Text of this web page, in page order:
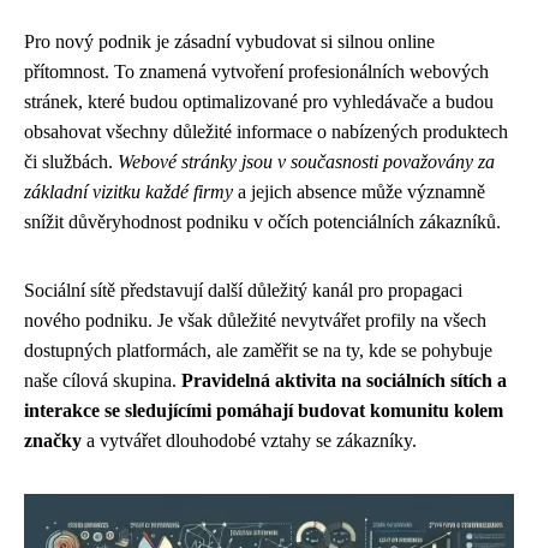
Pro nový podnik je zásadní vybudovat si silnou online
přítomnost. To znamená vytvoření profesionálních webových
stránek, které budou optimalizované pro vyhledávače a budou
obsahovat všechny důležité informace o nabízených produktech
či službách. Webové stránky jsou v současnosti považovány za
základní vizitku každé firmy a jejich absence může významně
snížit důvěryhodnost podniku v očích potenciálních zákazníků.
Sociální sítě představují další důležitý kanál pro propagaci
nového podniku. Je však důležité nevytvářet profily na všech
dostupných platformách, ale zaměřit se na ty, kde se pohybuje
naše cílová skupina. Pravidelná aktivita na sociálních sítích a
interakce se sledujícími pomáhají budovat komunitu kolem
značky a vytvářet dlouhodobé vztahy se zákazníky.